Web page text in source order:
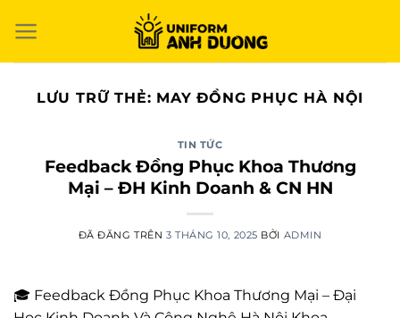
đến
LƯU TRỮ THẺ: MAY ĐỒNG PHỤC HÀ NỘI
TIN TỨC
Feedback Đồng Phục Khoa Thương
Mại – ĐH Kinh Doanh & CN HN
ĐÃ ĐĂNG TRÊN 3 THÁNG 10, 2025 BỞI ADMIN
🎓 Feedback Đồng Phục Khoa Thương Mại – Đại